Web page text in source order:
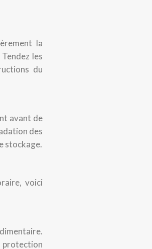
la
les
du
avant de
des
stockage.
voici
protection